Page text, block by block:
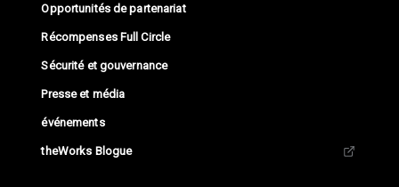
Opportunités de partenariat
Récompenses Full Circle
Sécurité et gouvernance
Presse et média
événements
theWorks Blogue